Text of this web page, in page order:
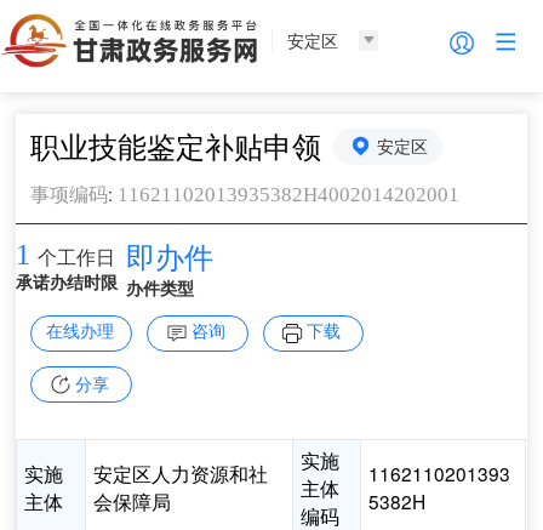
安定区
职业技能鉴定补贴申领 安定区
事项编码: 11621102013935382H4002014202001
1 个工作日
承诺办结时限
即办件
办件类型
在线办理 咨询 下载
分享
实施
主体
安定区人力资源和社
会保障局
实施
主体
编码
1162110201393
5382H